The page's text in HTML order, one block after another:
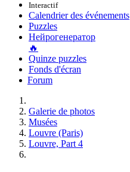
Interactif
Calendrier des événements
Puzzles
Нейрогенератор
🔥
Quinze puzzles
Fonds d'écran
Forum
Galerie de photos
Musées
Louvre (Paris)
Louvre, Part 4